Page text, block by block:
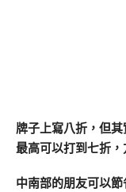
牌子上寫八折，但
最高可以打到七折，
中南部的朋友可以